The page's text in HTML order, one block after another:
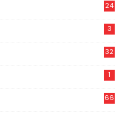
24
3
32
1
66